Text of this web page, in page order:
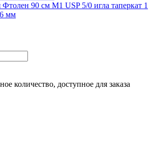
90 см М1 USP 5/0 игла таперкат 1
мм
количество, доступное для заказа